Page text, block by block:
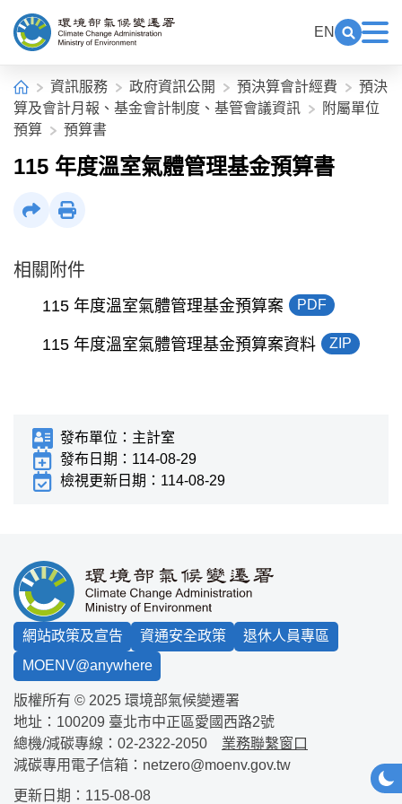
EN
首頁資訊服務 政府資訊公開 預決算會計經費
預決
算及會計月報、基金會計制度、基管會議資訊
附屬單位
預算
預算書
115 年度溫室氣體管理基金預算書
相關附件
115 年度溫室氣體管理基金預算案 PDF
115 年度溫室氣體管理基金預算案資料 ZIP
發布單位： 主計室
發布日期： 114-08-29
檢視更新日期： 114-08-29
網站政策及宣告 資通安全政策
退休人員專區
MOENV@anywhere
版權所有 © 2025 環境部氣候變遷署
地址：100209 臺北市中正區愛國西路2號
總機/減碳專線： 02-2322-2050
業務聯繫窗口
減碳專用電子信箱： netzero@moenv.gov.tw
更新日期：115-08-08
網站
深